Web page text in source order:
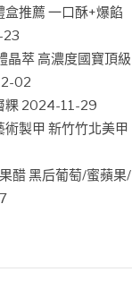
推薦 一口酥+爆餡
晶萃 高濃度國寶頂級
02
粿 2024-11-29
製甲 新竹竹北美甲
醋 黑后葡萄/蜜蘋果/